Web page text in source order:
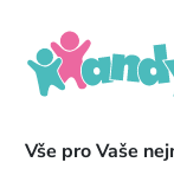
Vše pro Vaše